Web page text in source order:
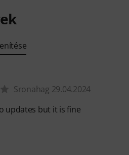
Sronahag 29.04.2024
updates but it is fine